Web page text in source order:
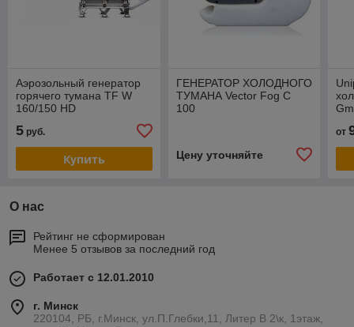
Аэрозольный генератор
горячего тумана TF W
160/150 HD
5 руб.
Купить
ГЕНЕРАТОР ХОЛОДНОГО
ТУМАНА Vector Fog С
100
Цену уточняйте
от
О нас
Рейтинг не сформирован
Менее 5 отзывов за последний год
Работает с 12.01.2010
г. Минск
220104, РБ, г.Минск, ул.П.Глебки,11, Литер В 2\к, 1этаж,